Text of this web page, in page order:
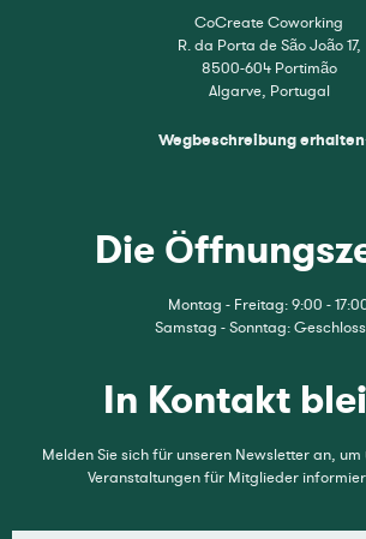
CoCreate Coworking
R. da Porta de São João 17,
8500-604 Portimão
Algarve, Portugal
Wegbeschreibung erhalten
Die
Montag - Freitag: 9:00 -
Samstag - Sonntag:
In Kontakt
Melden Sie sich für unseren Newsletter an,
Veranstaltungen für Mitglieder